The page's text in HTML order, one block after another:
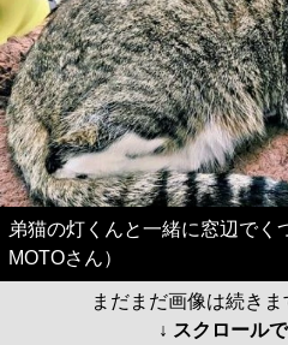
弟猫の灯くんと一緒に窓辺でく
MOTOさん）
まだまだ画像は続きま
↓ スクロール